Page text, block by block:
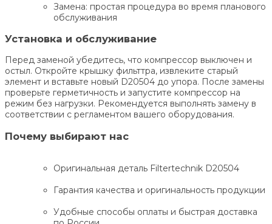
Замена: простая процедура во время планового
обслуживания
Установка и обслуживание
Перед заменой убедитесь, что компрессор выключен и
остыл. Откройте крышку фильттра, извлеките старый
элемент и вставьте новый D20504 до упора. После замены
проверьте герметичность и запустите компрессор на
режим без нагрузки. Рекомендуется выполнять замену в
соответствии с регламентом вашего оборудования.
Почему выбирают нас
Оригинальная деталь Filtertechnik D20504
Гарантия качества и оригинальность продукции
Удобные способы оплаты и быстрая доставка